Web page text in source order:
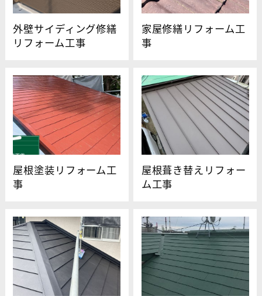
外壁サイディング修繕
リフォーム工事
家屋修繕リフォーム工
事
屋根塗装リフォーム工
事
屋根葺き替えリフォー
ム工事